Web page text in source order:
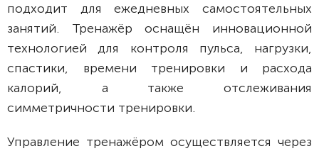
подходит для ежедневных самостоятельных
занятий. Тренажёр оснащён инновационной
технологией для контроля пульса, нагрузки,
спастики, времени тренировки и расхода
калорий, а также отслеживания
симметричности тренировки.
Управление тренажёром осуществляется через